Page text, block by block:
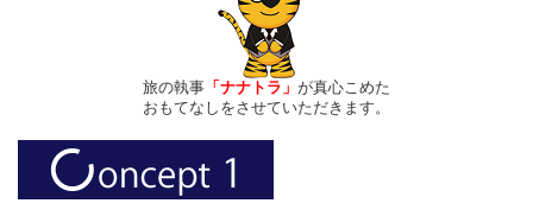
旅の執事 「ナナトラ」 が真心こめた
おもてなしをさせていただきます。